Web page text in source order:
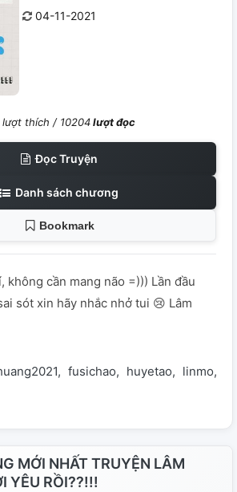
04-11-2021
thích / 10204lượt đọc
Đọc Truyện
Danh sách chương
Bookmark
không cần mang não =))) Lần đầu
sót xin hãy nhắc nhở tui 😢 Lâm
fusichao huyetao linmo
MỚI NHẤT TRUYỆN LÂM
YÊU RỒI??!!!